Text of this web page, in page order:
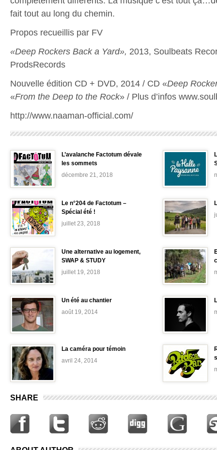
fait tout au long du chemin.
Propos recueillis par FV
«Deep Rockers Back a Yard», 2013, Soulbeats
ProdsRecords
Nouvelle édition CD + DVD, 2014 / CD «Deep
«From the Deep to the Rock» / Plus d’infos
http://www.naaman-official.com/
L’avalanche Factotum dévale
les sommets
décembre 21, 2018
Le n°204 de Factotum –
Spécial été !
juillet 23, 2018
Une alternative au logement,
SWAP & STUDY
juillet 19, 2018
Un été au chantier
août 19, 2014
La caméra pour témoin
avril 24, 2014
SHARE